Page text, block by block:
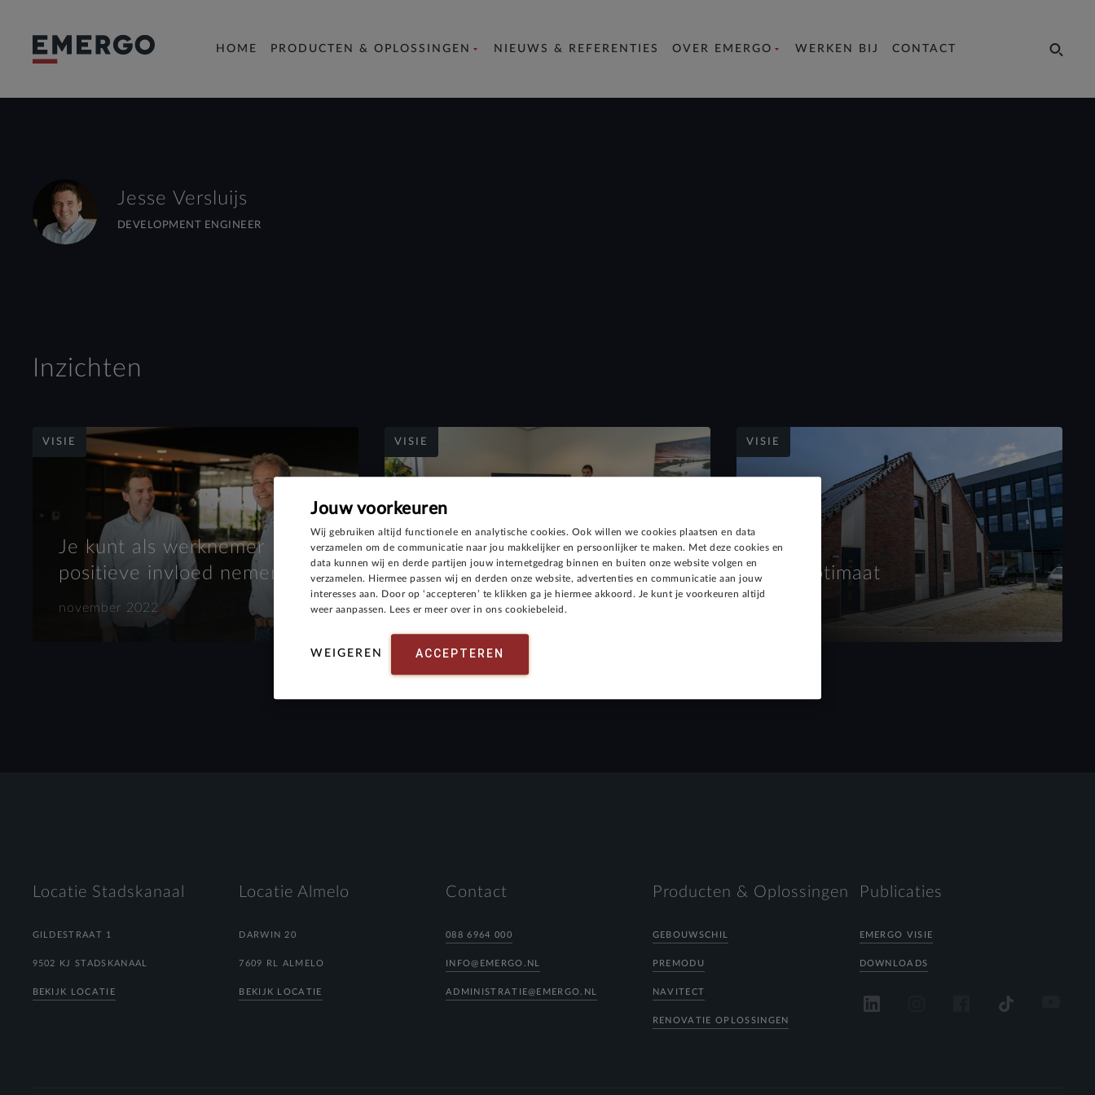
Jouw voorkeuren
Wij gebruiken altijd functionele en analytische cookies. Ook willen we cookies plaatsen en data
verzamelen om de communicatie naar jou makkelijker en persoonlijker te maken. Met deze cookies en
data kunnen wij en derde partijen jouw internetgedrag binnen en buiten onze website volgen en
verzamelen. Hiermee passen wij en derden onze website, advertenties en communicatie aan jouw
interesses aan. Door op ‘accepteren’ te klikken ga je hiermee akkoord. Je kunt je voorkeuren altijd
weer aanpassen. Lees er meer over in ons cookiebeleid.
WEIGEREN ACCEPTEREN
HOME PRODUCTEN & OPLOSSINGEN NIEUWS & REFERENTIES OVER EMERGO WERKEN BIJ CONTACT
Jesse Versluijs
DEVELOPMENT ENGINEER
Inzichten
VISIE
Je kunt als werknemer
positieve invloed nemen!
november 2022
VISIE
Revit - in 3D de klantvraag
bedienen
september 2019
VISIE
De Optimaat
Locatie Stadskanaal
GILDESTRAAT 1
9502 KJ STADSKANAAL
BEKIJK LOCATIE
Locatie Almelo
DARWIN 20
7609 RL ALMELO
BEKIJK LOCATIE
Contact
088 6964 000
INFO@EMERGO.NL
ADMINISTRATIE@EMERGO.NL
Producten & Oplossingen
GEBOUWSCHIL
PREMODU
NAVITECT
RENOVATIE OPLOSSINGEN
Publicaties
EMERGO VISIE
DOWNLOADS